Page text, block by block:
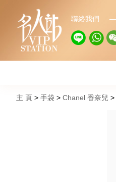
聯絡我們
主 頁 手袋 Chanel 香奈兒